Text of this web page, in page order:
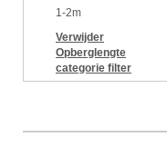
1-2m
Verwijder
Opberglengte
categorie filter